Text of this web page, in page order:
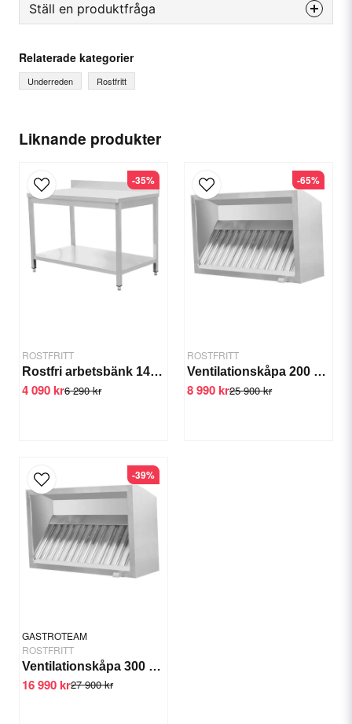
Liknande produkter
ROSTFRITT
Rostfri arbetsbänk 1400-1800 mm - 1600x700x850 mm 1400x700x850 mm 1600x700x850 mm
6 290 kr
4 090 kr
-35%
ROSTFRITT
Ventilationskåpa 200 cm Filter, fettuppsamlare, belysning
25 900 kr
8 990 kr
-65%
GASTROTEAM
ROSTFRITT
Ventilationskåpa 300 cm
27 900 kr
16 990 kr
-39%
Ställ en produktfråga
Fråga oss något om denna produkten...
Ditt namn
email
E-postadress
Ja, ni får publicera min fråga
Relaterade kategorier
Underreden Rostfritt